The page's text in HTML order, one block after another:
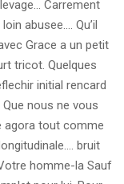
Carrement
abusee…. Qu’il
Grace a un petit
tricot. Quelques
initial rencard
nous ne vous
agora tout comme
bruit
homme-la Sauf